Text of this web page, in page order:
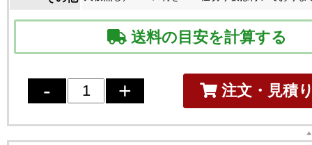
送料の目安を計算する
注文・見積